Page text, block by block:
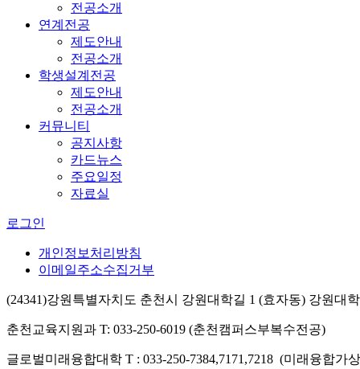
전공소개
연계전공
제도안내
전공소개
학생설계전공
제도안내
전공소개
커뮤니티
공지사항
카드뉴스
주요일정
자료실
로그인
개인정보처리방침
이메일주소수집거부
(24341)강원특별자치도 춘천시 강원대학길 1 (효자동) 강원대
춘천교육지원과 T: 033-250-6019 (춘천캠퍼스부복수전공)
글로벌미래융합대학 T : 033-250-7384,7171,7218 (미래융합가